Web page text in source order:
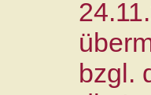
bzgl.